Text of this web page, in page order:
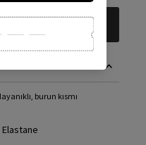
burun kısmı